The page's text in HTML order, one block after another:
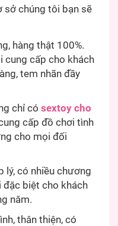
sở chúng tôi bạn sẽ
hàng thật 100%.
cung cấp cho khách
tem nhãn đầy
chỉ có sextoy cho
cấp đồ chơi tình
cho mọi đối
lý, có nhiều chương
đặc biệt cho khách
năm.
thân thiện, có